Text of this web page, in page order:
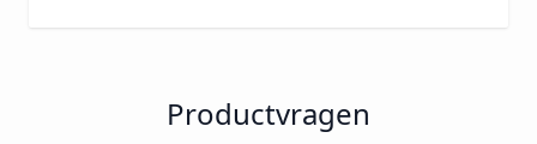
Productvragen